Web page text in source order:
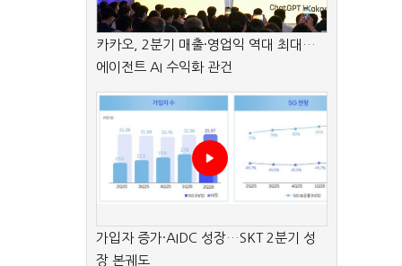
카카오, 2분기 매출·영업익 역대 최대…
에이전트 AI 수익화 관건
가입자 증가·AIDC 성장…SKT 2분기 성
장 본궤도